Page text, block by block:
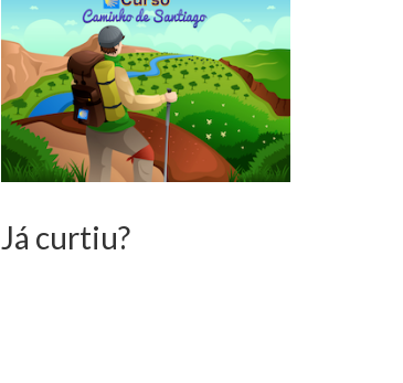
Já curtiu?